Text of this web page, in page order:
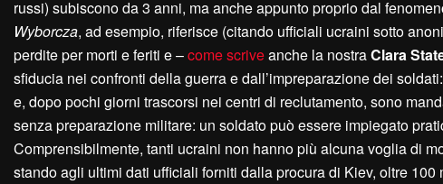
russi) subiscono da 3 anni, ma anche appunto proprio dal
Wyborcza, ad esempio, riferisce (citando ufficiali ucraini sotto
perdite per morti e feriti e –come scriveanche la nostraClara
sfiducia nei confronti della guerra e dall’impreparazione dei
e, dopo pochi giorni trascorsi nei centri di reclutamento, sono
senza preparazione militare: un soldato può essere impiegato
Comprensibilmente, tanti ucraini non hanno più alcuna voglia di
stando agli ultimi dati ufficiali forniti dalla procura di Kiev, oltre